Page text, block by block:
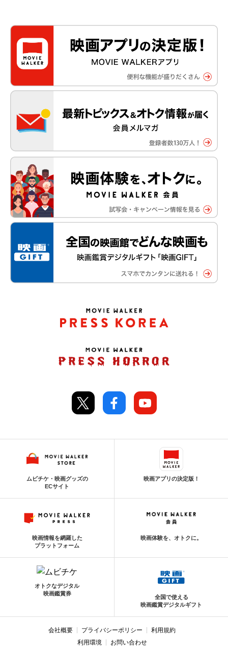
ムビチケ・映画グッズの
ECサイト
映画アプリの決定版！
映画情報を網羅した
プラットフォーム
映画体験を、オトクに。
オトクなデジタル
映画鑑賞券
全国で使える
映画鑑賞デジタルギフト
会社概要 プライバシーポリシー
利用規約
利用環境
お問い合わせ